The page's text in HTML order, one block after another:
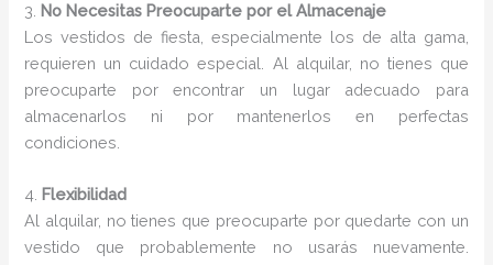
3. No Necesitas Preocuparte por el Almacenaje
Los vestidos de fiesta, especialmente los de alta gama,
requieren un cuidado especial. Al alquilar, no tienes que
preocuparte por encontrar un lugar adecuado para
almacenarlos ni por mantenerlos en perfectas
condiciones.
4. Flexibilidad
Al alquilar, no tienes que preocuparte por quedarte con un
vestido que probablemente no usarás nuevamente.